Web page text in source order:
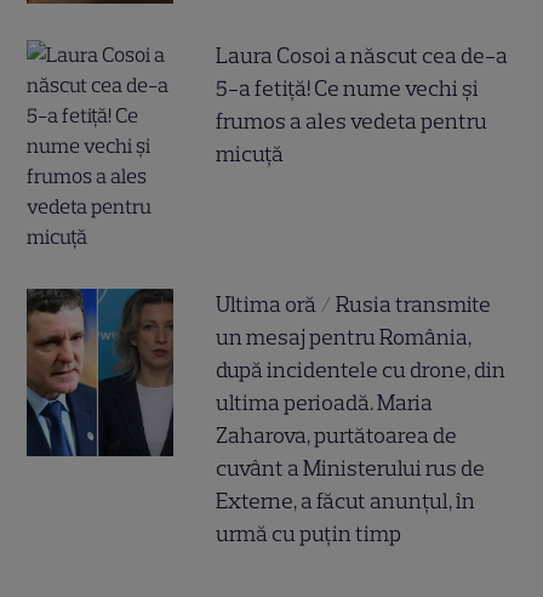
Laura Cosoi a născut cea de-a
5-a fetiță! Ce nume vechi și
frumos a ales vedeta pentru
micuță
Ultima oră / Rusia transmite
un mesaj pentru România,
după incidentele cu drone, din
ultima perioadă. Maria
Zaharova, purtătoarea de
cuvânt a Ministerului rus de
Externe, a făcut anunțul, în
urmă cu puțin timp